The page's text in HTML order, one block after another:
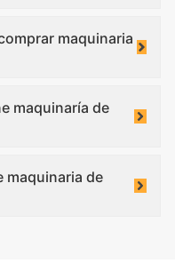
maquinaria
maquinaría de
maquinaria de